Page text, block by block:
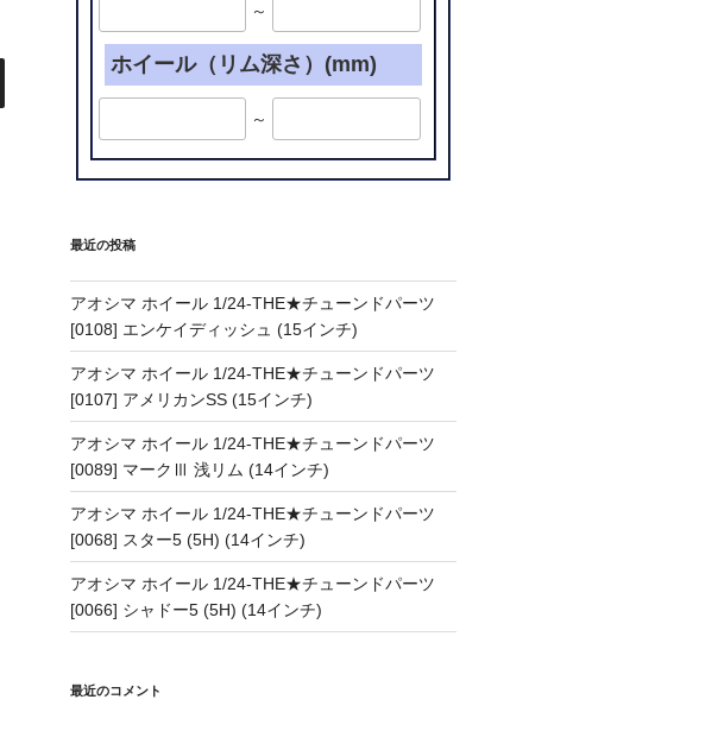
～
ホイール（リム深さ）(mm)
～
最近の投稿
アオシマ ホイール 1/24-THE★チューンドパーツ
[0108] エンケイディッシュ (15インチ)
アオシマ ホイール 1/24-THE★チューンドパーツ
[0107] アメリカンSS (15インチ)
アオシマ ホイール 1/24-THE★チューンドパーツ
[0089] マークⅢ 浅リム (14インチ)
アオシマ ホイール 1/24-THE★チューンドパーツ
[0068] スター5 (5H) (14インチ)
アオシマ ホイール 1/24-THE★チューンドパーツ
[0066] シャドー5 (5H) (14インチ)
最近のコメント